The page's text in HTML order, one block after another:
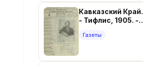
Кавказский Край.
- Тифлис, 1905. -
Газеты